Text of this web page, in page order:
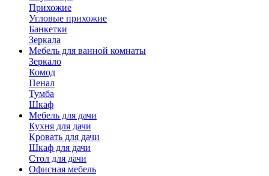
Прихожие
Угловые прихожие
Банкетки
Зеркала
Мебель для ванной комнаты
Зеркало
Комод
Пенал
Тумба
Шкаф
Мебель для дачи
Кухня для дачи
Кровать для дачи
Шкаф для дачи
Стол для дачи
Офисная мебель